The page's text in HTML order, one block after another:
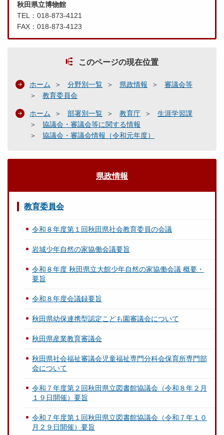
秋田県立博物館
TEL：018-873-4121
FAX：018-873-4123
このページの現在位置
ホーム 分野別一覧 県政情報
審議会等
教育委員会
ホーム 部署別一覧 教育庁
生涯学習課
協議会・審議会等に関する情報
協議会・審議会情報（令和元年度）
県政情報
教育委員会
令和８年度第１回秋田県社会教育委員の会議
岩城少年自然の家協働会議要旨
令和８年度 秋田県立大館少年自然の家協働会議 概要・
要旨
令和８年度会議録要旨
秋田県幼保連携型認定こども園審議会について
秋田県産業教育審議会
秋田県社会福祉審議会児童福祉専門分科会保育所専門部
会について
令和７年度第２回秋田県立図書館協議会（令和８年２月
１９日開催）要旨
令和７年度第１回秋田県立図書館協議会（令和７年１０
月２９日開催）要旨